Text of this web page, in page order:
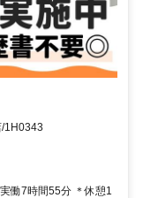
1H0343
働7時間55分 ＊休憩1